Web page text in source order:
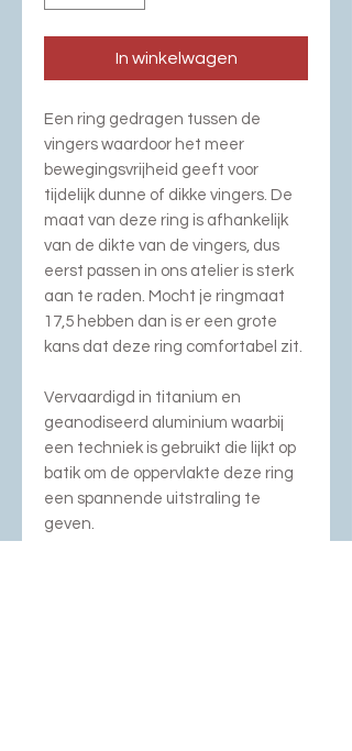
In winkelwagen
Een ring gedragen tussen de
vingers waardoor het meer
bewegingsvrijheid geeft voor
tijdelijk dunne of dikke vingers. De
maat van deze ring is afhankelijk
van de dikte van de vingers, dus
eerst passen in ons atelier is sterk
aan te raden. Mocht je ringmaat
17,5 hebben dan is er een grote
kans dat deze ring comfortabel zit.
Vervaardigd in titanium en
geanodiseerd aluminium waarbij
een techniek is gebruikt die lijkt op
batik om de oppervlakte deze ring
een spannende uitstraling te
geven.